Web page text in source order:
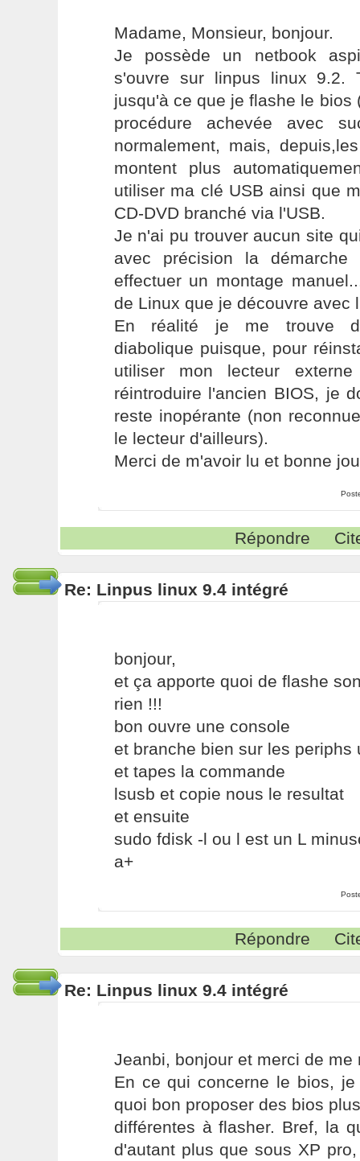
Madame, Monsieur, bonjour.
Je possède un netbook
s'ouvre sur linpus linux 9.2.
jusqu'à ce que je flashe le bios
procédure achevée avec
normalement, mais,
montent plus
utiliser ma clé USB ainsi que
CD-DVD branché via l'USB.
Je n'ai pu trouver aucun site
avec précision la démarche
effectuer un montage
de Linux que je découvre avec
En réalité je me trouve
diabolique puisque, pour
utiliser mon lecteur
réintroduire l'ancien BIOS, je
reste inopérante (non
le lecteur d'ailleurs).
Merci de m'avoir lu et bonne
Répondre
Re: Linpus linux 9.4 intégré
bonjour,
et ça apporte quoi de flashe
rien !!!
bon ouvre une console
et branche bien sur les periphs
et tapes la commande
lsusb et copie nous le resultat
et ensuite
sudo fdisk -l ou l est un L
a+
Répondre
Re: Linpus linux 9.4 intégré
Jeanbi, bonjour et merci de me
En ce qui concerne le bios,
quoi bon proposer des bios
différentes à flasher. Bref, la
d'autant plus que sous XP